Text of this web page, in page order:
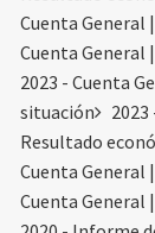
Cuenta General
Cuenta General
2023 - Cuenta
situación
2023
Resultado
Cuenta General
Cuenta General